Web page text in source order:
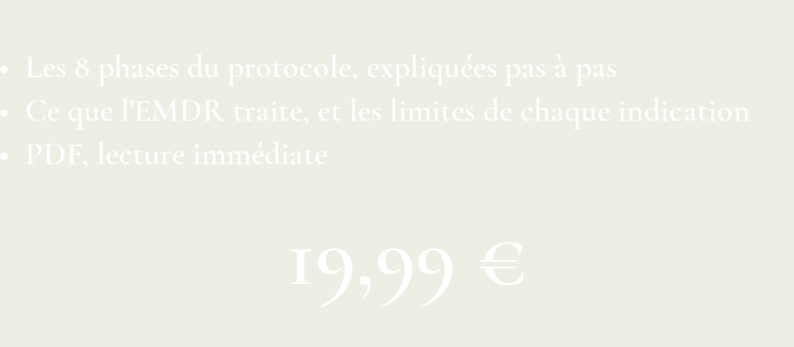
• Les 8 phases du protocole, expliquées pas à pas
• Ce que l'EMDR traite, et les limites de chaque indication
• PDF, lecture immédiate
19,99 €